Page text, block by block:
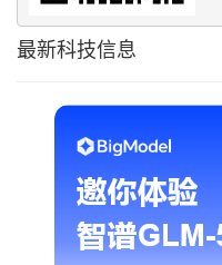
最新科技信息